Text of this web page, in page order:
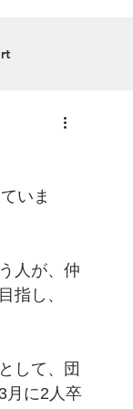
いま
人が、仲
指し、
して、団
月に2人卒